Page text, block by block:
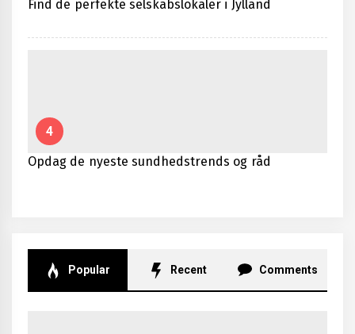
Find de perfekte selskabslokaler i Jylland
4
Opdag de nyeste sundhedstrends og råd
Popular Recent Comments